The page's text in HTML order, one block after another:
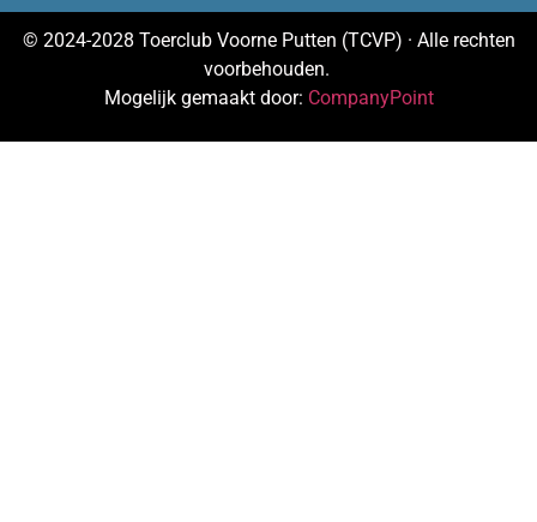
© 2024-2028 Toerclub Voorne Putten (TCVP) · Alle rechten
voorbehouden.
Mogelijk gemaakt door: CompanyPoint